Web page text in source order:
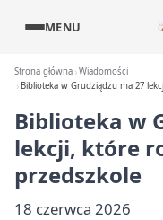
MENU
Strona główna Wiadomości
Biblioteka w Grudziądzu ma 27
Biblioteka w
lekcji, które
przedszkole
18 czerwca 2026